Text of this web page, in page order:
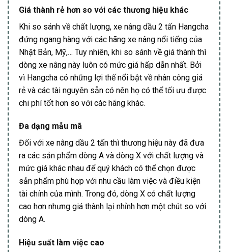
Giá thành rẻ hơn so với các thương hiệu khác
Khi so sánh về chất lượng, xe nâng dầu 2 tấn Hangcha
đứng ngang hàng với các hãng xe nâng nổi tiếng của
Nhật Bản, Mỹ,… Tuy nhiên, khi so sánh về giá thành thì
dòng xe nâng này luôn có mức giá hấp dẫn nhất. Bởi
vì Hangcha có những lợi thế nổi bật về nhân công giá
rẻ và các tài nguyên sẵn có nên họ có thể tối ưu được
chi phí tốt hơn so với các hãng khác.
Đa dạng mẫu mã
Đối với xe nâng dầu 2 tấn thì thương hiệu này đã đưa
ra các sản phẩm dòng A và dòng X với chất lượng và
mức giá khác nhau để quý khách có thể chọn được
sản phẩm phù hợp với nhu cầu làm việc và điều kiện
tài chính của mình. Trong đó, dòng X có chất lượng
cao hơn nhưng giá thành lại nhỉnh hơn một chút so với
dòng A.
Hiệu suất làm việc cao